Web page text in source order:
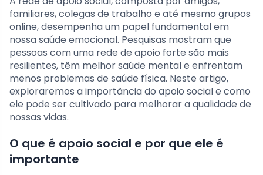
familiares, colegas de trabalho e até mesmo grupos
online, desempenha um papel fundamental em
nossa saúde emocional. Pesquisas mostram que
pessoas com uma rede de apoio forte são mais
resilientes, têm melhor saúde mental e enfrentam
menos problemas de saúde física. Neste artigo,
exploraremos a importância do apoio social e como
ele pode ser cultivado para melhorar a qualidade de
nossas vidas.
O que é apoio social e por que ele é
importante